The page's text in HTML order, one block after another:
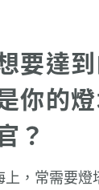
要達到
你的
？
上，常需要燈